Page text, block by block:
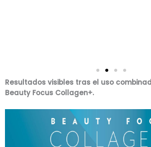
Resultados visibles tras el uso
Beauty Focus Collagen+.